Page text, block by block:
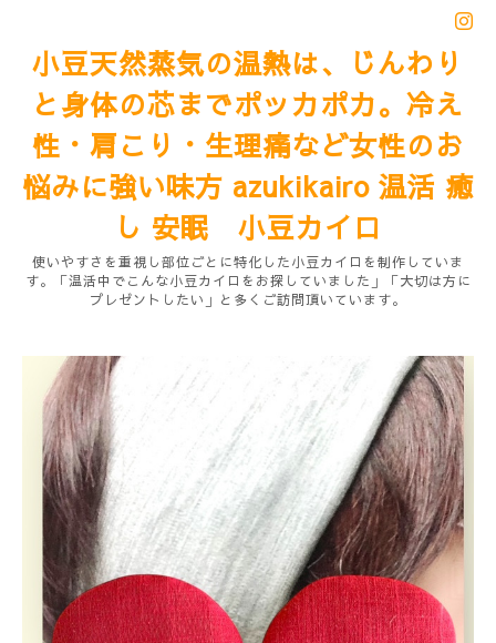
小豆天然蒸気の温熱は、じんわり
と身体の芯までポッカポカ。冷え
性・肩こり・生理痛など女性のお
悩みに強い味方 azukikairo 温活 癒
し 安眠 小豆カイロ
使いやすさを重視し部位ごとに特化した小豆カイロを制作していま
す。「温活中でこんな小豆カイロをお探していました」「大切は方に
プレゼントしたい」と多くご訪問頂いています。